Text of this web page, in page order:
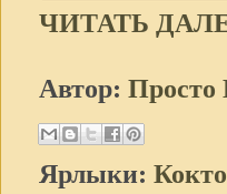
ЧИТАТЬ
Автор: Просто
Ярлыки: